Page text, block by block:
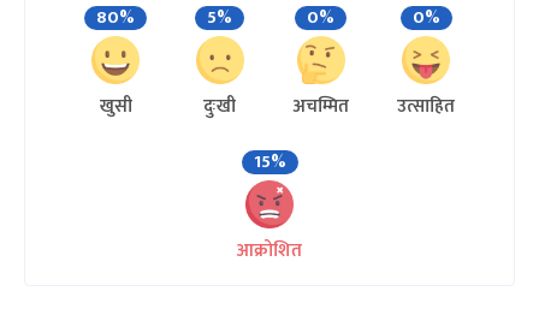
80%
खुसी
5%
दुःखी
0%
अचम्मित
0%
उत्साहित
15%
आक्रोशित